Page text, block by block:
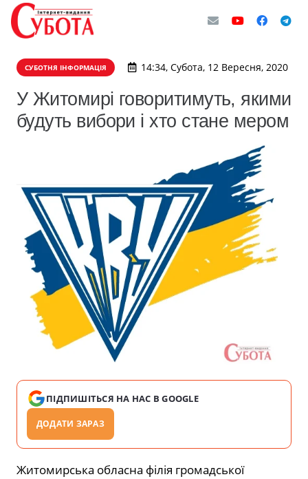
СУБОТНЯ ІНФОРМАЦІЯ 14:34, Субота, 12 Вересня, 2020
У Житомирі говоритимуть, якими
будуть вибори і хто стане мером
ПІДПИШІТЬСЯ НА НАС В GOOGLE
ДОДАТИ ЗАРАЗ
Житомирська обласна філія громадської